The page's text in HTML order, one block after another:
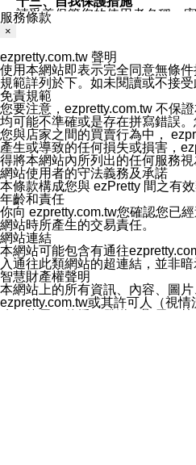
請妥善保管您的使用者名稱、
窗，以防止他人讀取您的個人
您同意本公司網站，透過您所
停止接收這些資料或電子郵件。
十五、訊息通知
本公司/本服務將以通知型訊息
本公司/本服務傳送之通知型訊
1.LINE 帳號設定的電話號碼與
2.該 LINE 帳號已在 LINE APP
3.LINE 帳號未封鎖傳送訊息之
欲變更通知型訊息的設定，操
1.點選「主頁」＞「設定」
2.點選「隱私設定」
3.點選「提供使用資料」
4.點選「LINE通知型訊息」
5.開關「接收LINE通知型訊息
❗️關閉「接收通知型訊息」後
服務條款
×
ezpretty.com.tw 聲明
使用本網站即表示完全同意無條
規範詳列於下。如未閱讀或不接
免責規範
您要注意，ezpretty.com.tw 不保
均可能不準確或是存在拼寫錯誤
您與店家之間的買賣行為中，
產生或導致的任何損失或損害，
得將本網站內所列出的任何服務
網站使用者的守法義務及承諾
本條款構成您與 ezPretty 間之有
年齡和責任
你向 ezpretty.com.tw您確認您已
網站時所產生的交易責任。
網站連結
本網站可能包含有通往
入通往此類網站的超連結，並非
智慧財產權聲明
本網站上的所有資訊、內容、圖
ezpretty.com.tw或其許可人（視